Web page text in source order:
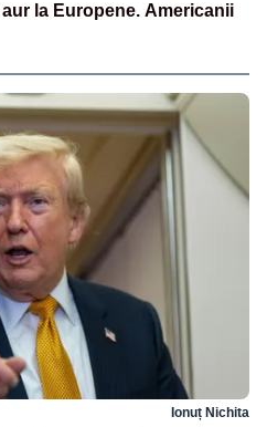
la Europene. Americanii
Ionuț Nichita